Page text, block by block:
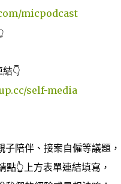
micpodcast
👇
self-media
陪伴、接案自僱等議題，
👆上方表單連結填寫，